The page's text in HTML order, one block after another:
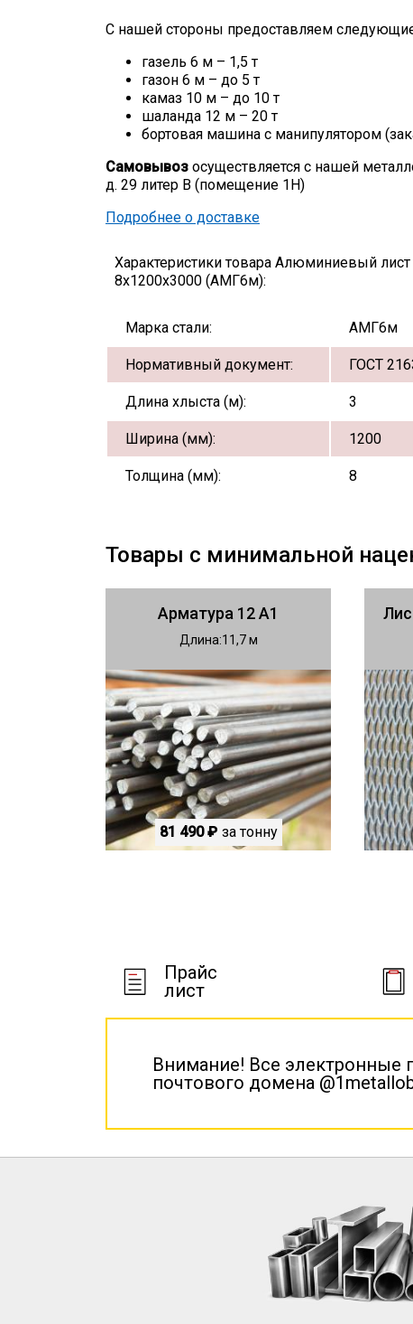
С нашей стороны предоставляем
газель 6 м – 1,5 т
газон 6 м – до 5 т
камаз 10 м – до 10 т
шаланда 12 м – 20 т
бортовая машина с манипулятором
Самовывоз осуществляется с нашей
д. 29 литер В (помещение 1Н)
Подробнее о доставке
Характеристики товара Алюминиевый лист
8х1200х3000 (АМГ6м):
Марка стали: АМГ6м
Нормативный документ: ГОСТ
Длина хлыста (м): 3
Ширина (мм): 1200
Толщина (мм): 8
Товары с минимальной
Арматура 12 А1
Длина 11,7
81 490 ₽ за тонну
Прайс
лист
Внимание! Все электронные
почтового домена